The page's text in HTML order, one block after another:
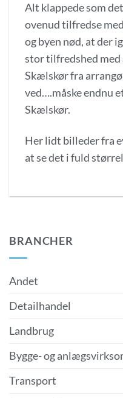
Alt klappede som
ovenud tilfredse
og byen nød, at der
stor tilfredshed med
Skælskør fra
ved….måske endnu
Skælskør.
Her lidt billeder fra
at se det i fuld
BRANCHER
Andet
Detailhandel
Landbrug
Bygge- og
Transport